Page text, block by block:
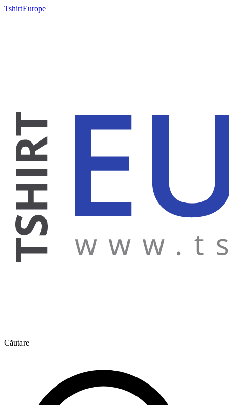
TshirtEurope
Căutare